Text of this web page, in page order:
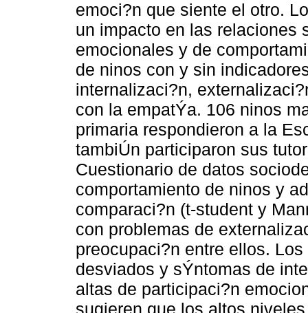
emoci?n que siente el otro.
un impacto en las relaciones
emocionales y de
de ninos con y sin
internalizaci?n,
con la empatÝa. 106 ninos
primaria respondieron a la
tambiÚn participaron sus
Cuestionario de datos
comportamiento de ninos y
comparaci?n (t-student y
con problemas de
preocupaci?n entre ellos.
desviados y sÝntomas de
altas de participaci?n
sugieren que los altos